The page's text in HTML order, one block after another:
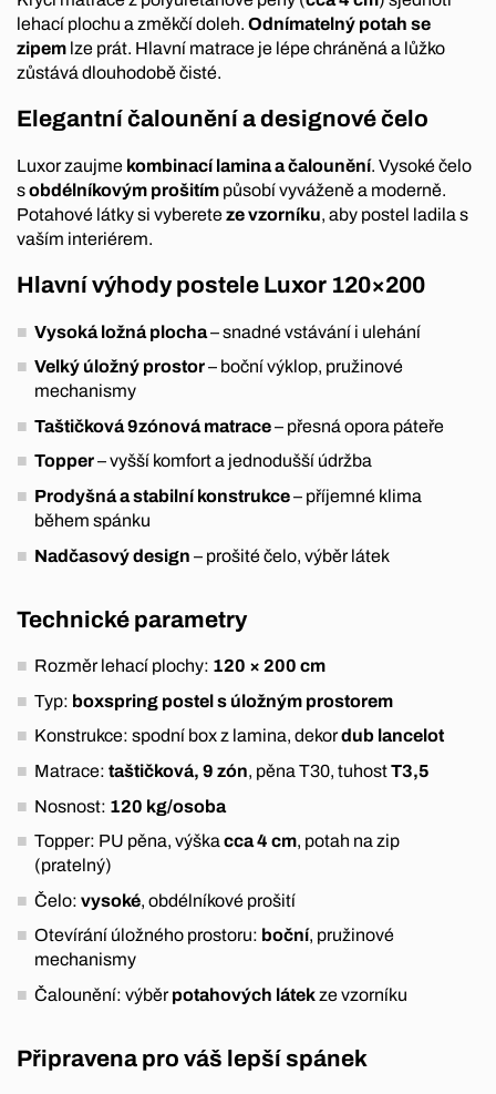
lehací plochu a změkčí doleh. Odnímatelný potah se
zipem lze prát. Hlavní matrace je lépe chráněná a lůžko
zůstává dlouhodobě čisté.
Elegantní čalounění a designové čelo
Luxor zaujme kombinací lamina a čalounění. Vysoké čelo
sobdélníkovým prošitím působí vyváženě a moderně.
Potahové látky si vybereteze vzorníku, aby postel ladila s
vaším interiérem.
Hlavní výhody postele Luxor 120×200
Vysoká ložná plocha– snadné vstávání i ulehání
Velký úložný prostor– boční výklop, pružinové
mechanismy
Taštičková 9zónová matrace– přesná opora páteře
Topper– vyšší komfort a jednodušší údržba
Prodyšná a stabilní konstrukce– příjemné klima
během spánku
Nadčasový design – prošité čelo, výběr látek
Technické parametry
Rozměr lehací plochy: 120 × 200 cm
Typ: boxspring postel s úložným prostorem
Konstrukce: spodní box z lamina, dekordub lancelot
Matrace: taštičková, 9 zón, pěna T30, tuhostT3,5
Nosnost: 120 kg/osoba
Topper: PU pěna, výška cca 4 cm, potah na zip
(pratelný)
Čelo: vysoké, obdélníkové prošití
Otevírání úložného prostoru: boční, pružinové
mechanismy
Čalounění: výběrpotahových látekze vzorníku
Připravena pro váš lepší spánek